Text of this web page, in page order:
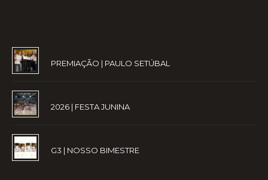
PREMIAÇÃO | PAULO SETÚBAL
2026 | FESTA JUNINA
G3 | NOSSO BIMESTRE